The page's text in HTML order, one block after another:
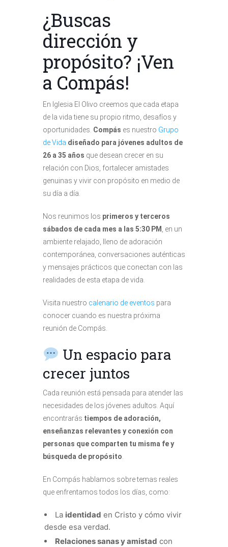
¿Buscas
dirección y
propósito? ¡Ven
a Compás!
En Iglesia El Olivo creemos que cada etapa
de la vida tiene su propio ritmo, desafíos y
oportunidades. Compás es nuestro Grupo
de Vida diseñado para jóvenes adultos de
26 a 35 años que desean crecer en su
relación con Dios, fortalecer amistades
genuinas y vivir con propósito en medio de
su día a día.
Nos reunimos los primeros y terceros
sábados de cada mes a las 5:30 PM
, en un
ambiente relajado, lleno de adoración
contemporánea, conversaciones auténticas
y mensajes prácticos que conectan con las
realidades de esta etapa de vida.
Visita nuestro calenario de eventos para
conocer cuando es nuestra próxima
reunión de Compás.
Un espacio para
crecer juntos
Cada reunión está pensada para atender las
necesidades de los jóvenes adultos. Aquí
encontrarás tiempos de adoración,
enseñanzas relevantes y conexión con
personas que comparten tu misma fe y
búsqueda de propósito
En Compás hablamos sobre temas reales
que enfrentamos todos los días, como:
La identidad en Cristo y cómo vivir
desde esa verdad.
Relaciones sanas y amistad con